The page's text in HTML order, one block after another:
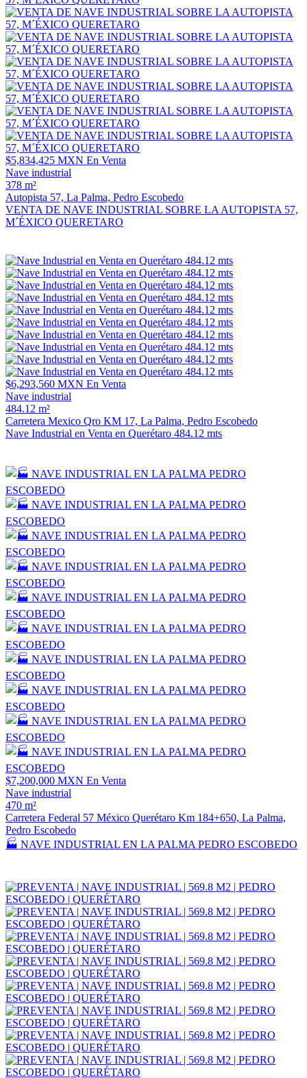
$5,834,425 MXN En Venta
Nave industrial
378 m²
Autopista 57, La Palma, Pedro Escobedo
VENTA DE NAVE INDUSTRIAL SOBRE LA AUTOPISTA 57,
M´ÉXICO QUERETARO
$6,293,560 MXN En Venta
Nave industrial
484.12 m²
Carretera Mexico Qro KM 17, La Palma, Pedro Escobedo
Nave Industrial en Venta en Querétaro 484.12 mts
$7,200,000 MXN En Venta
Nave industrial
470 m²
Carretera Federal 57 México Querétaro Km 184+650, La Palma,
Pedro Escobedo
🏭 NAVE INDUSTRIAL EN LA PALMA PEDRO ESCOBEDO